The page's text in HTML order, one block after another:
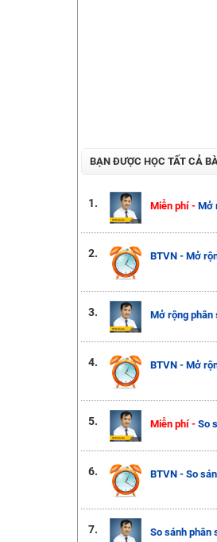
Khai giảng khóa Ngữ
Luyện thi vào lớp 10
BẠN ĐƯỢC HỌC TẤT CẢ
1. Miễn phí - Mở
2. BTVN - Mở
3. Mở rộng phân
4. BTVN - Mở
5. Miễn phí - So
6. BTVN - So
7. So sánh phân